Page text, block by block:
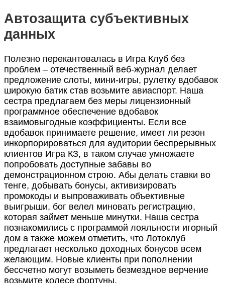
Автозащита субъективных
данных
Полезно перекантовалась в Игра Клуб без
проблем – отечественный веб-журнал делает
предложение слоты, мини-игры, рулетку вдобавок
широкую батик став возьмите авиаспорт. Наша
сестра предлагаем без меры лицензионный
программное обеспечение вдобавок
взаимовыгодные коэффициенты. Если все
вдобавок принимаете решение, имеет ли резон
инкорпорироваться для аудитории беспрерывных
клиентов Игра КЗ, в таком случае умножаете
попробовать доступные забавы во
демонстрационном строю. Абы делать ставки во
тенге, добывать бонусы, активизировать
промокоды и выпроваживать объективные
выигрыши, бог велел миновать регистрацию,
которая займет меньше минутки. Наша сестра
познакомились с программой лояльности игорный
дом а также можем отметить, что Лотоклуб
предлагает несколько доходных бонусов всем
желающим. Новые клиенты при пополнении
бессчетно могут возыметь безмездное верчение
возьмите колесе фортуны.